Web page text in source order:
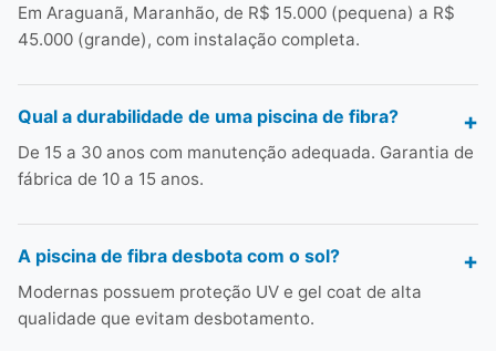
Em Araguanã, Maranhão, de R$ 15.000 (pequena) a R$
45.000 (grande), com instalação completa.
Qual a durabilidade de uma piscina de fibra?
De 15 a 30 anos com manutenção adequada. Garantia de
fábrica de 10 a 15 anos.
A piscina de fibra desbota com o sol?
Modernas possuem proteção UV e gel coat de alta
qualidade que evitam desbotamento.